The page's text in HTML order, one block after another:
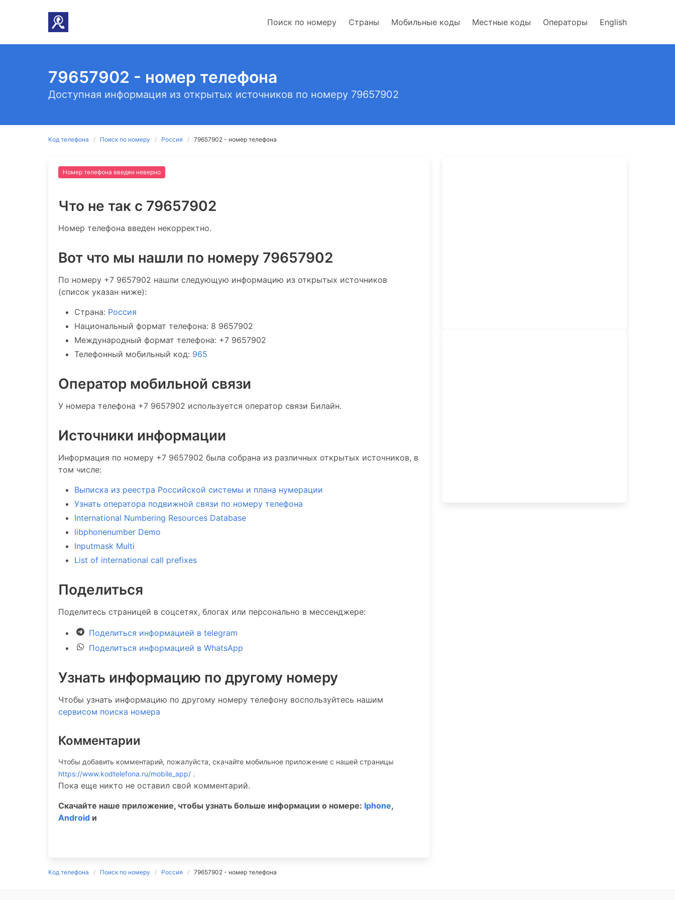
Поиск по номеру Страны Мобильные коды Местные коды Операторы English
79657902 - номер телефона
Доступная информация из открытых источников по номеру 79657902
Код телефона Поиск по номеру Россия 79657902 - номер телефона
Номер телефона введен неверно
Что не так c 79657902
Номер телефона введен некорректно.
Вот что мы нашли по номеру 79657902
По номеру +7 9657902 нашли следующую информацию из открытых источников
(список указан ниже):
Страна: Россия
Национальный формат телефона: 8 9657902
Международный формат телефона: +7 9657902
Телефонный мобильный код: 965
Оператор мобильной связи
У номера телефона +7 9657902 используется оператор связи Билайн.
Источники информации
Информация по номеру +7 9657902 была собрана из различных открытых источников, в
том числе:
Выписка из реестра Российской системы и плана нумерации
Узнать оператора подвижной связи по номеру телефона
International Numbering Resources Database
libphonenumber Demo
Inputmask Multi
List of international call prefixes
Поделиться
Поделитесь страницей в соцсетях, блогах или персонально в мессенджере:
Поделиться информацией в telegram
Поделиться информацией в WhatsApp
Узнать информацию по другому номеру
Чтобы узнать информацию по другому номеру телефону воспользуйтесь нашим
сервисом поиска номера
Комментарии
Чтобы добавить комментарий, пожалуйста, скачайте мобильное приложение c нашей страницы
https://www.kodtelefona.ru/mobile_app/ .
Пока еще никто не оставил свой комментарий.
Скачайте наше приложение, чтобы узнать больше информации о номере: Iphone,
Android и
Код телефона Поиск по номеру Россия 79657902 - номер телефона